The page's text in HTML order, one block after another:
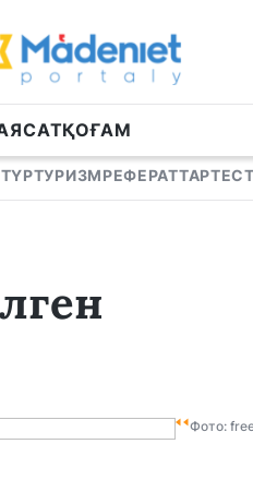
ҚОҒАМ
ТУРИЗМРЕФЕРАТТАР
Фото: